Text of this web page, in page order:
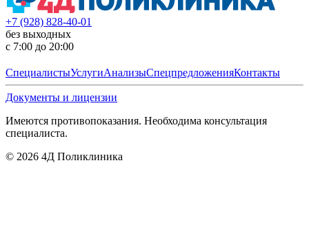
+7 (928) 828-40-01
без выходных
с 7:00 до 20:00
СпециалистыУслугиАнализыСпецпредложенияКонтакты
Документы и лицензии
Имеются противопоказания. Необходима консультация
специалиста.
© 2026 4Д Поликлиника